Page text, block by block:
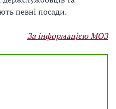
певні посади.
За інформацією МОЗ